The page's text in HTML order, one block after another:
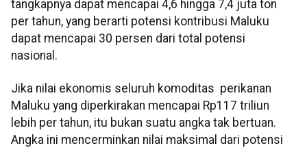
tangkapnya dapat mencapai 4,6 hingga 7,4 juta ton
per tahun, yang berarti potensi kontribusi Maluku
dapat mencapai 30 persen dari total potensi
nasional.
Jika nilai ekonomis seluruh komoditas perikanan
Maluku yang diperkirakan mencapai Rp117 triliun
lebih per tahun, itu bukan suatu angka tak bertuan.
Angka ini mencerminkan nilai maksimal dari potensi